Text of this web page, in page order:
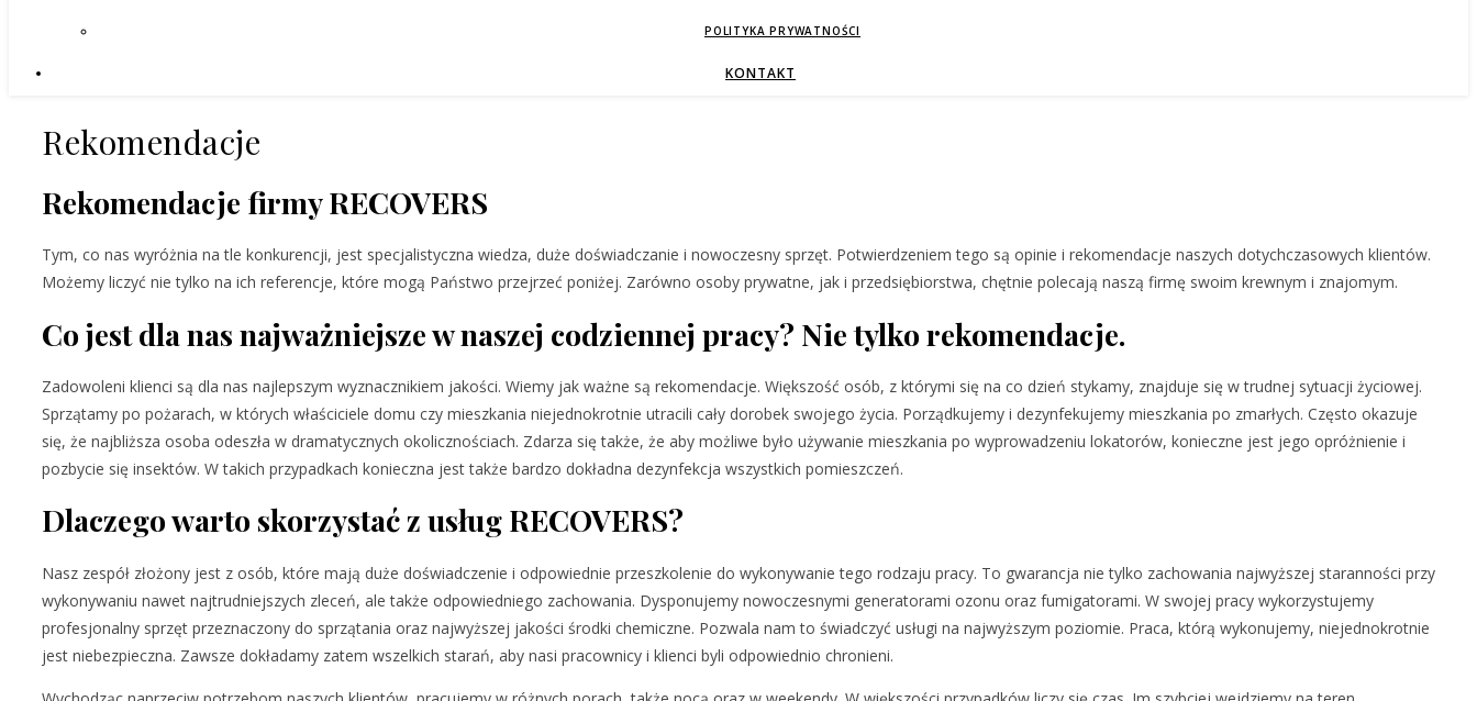
POLITYKA PRYWATNOŚCI
KONTAKT
Rekomendacje
Rekomendacje firmy RECOVERS
Tym, co nas wyróżnia na tle konkurencji, jest specjalistyczna wiedza, duże doświadczanie i nowoczesny sprzęt. Potwierdzeniem tego są opinie i rekomendacje naszych dotychczasowych klientów.
Możemy liczyć nie tylko na ich referencje, które mogą Państwo przejrzeć poniżej. Zarówno osoby prywatne, jak i przedsiębiorstwa, chętnie polecają naszą firmę swoim krewnym i znajomym.
Co jest dla nas najważniejsze w naszej codziennej pracy? Nie tylko rekomendacje.
Zadowoleni klienci są dla nas najlepszym wyznacznikiem jakości. Wiemy jak ważne są rekomendacje. Większość osób, z którymi się na co dzień stykamy, znajduje się w trudnej sytuacji życiowej.
Sprzątamy po pożarach, w których właściciele domu czy mieszkania niejednokrotnie utracili cały dorobek swojego życia. Porządkujemy i dezynfekujemy mieszkania po zmarłych. Często okazuje
się, że najbliższa osoba odeszła w dramatycznych okolicznościach. Zdarza się także, że aby możliwe było używanie mieszkania po wyprowadzeniu lokatorów, konieczne jest jego opróżnienie i
pozbycie się insektów. W takich przypadkach konieczna jest także bardzo dokładna dezynfekcja wszystkich pomieszczeń.
Dlaczego warto skorzystać z usług RECOVERS?
Nasz zespół złożony jest z osób, które mają duże doświadczenie i odpowiednie przeszkolenie do wykonywanie tego rodzaju pracy. To gwarancja nie tylko zachowania najwyższej staranności przy
wykonywaniu nawet najtrudniejszych zleceń, ale także odpowiedniego zachowania. Dysponujemy nowoczesnymi generatorami ozonu oraz fumigatorami. W swojej pracy wykorzystujemy
profesjonalny sprzęt przeznaczony do sprzątania oraz najwyższej jakości środki chemiczne. Pozwala nam to świadczyć usługi na najwyższym poziomie. Praca, którą wykonujemy, niejednokrotnie
jest niebezpieczna. Zawsze dokładamy zatem wszelkich starań, aby nasi pracownicy i klienci byli odpowiednio chronieni.